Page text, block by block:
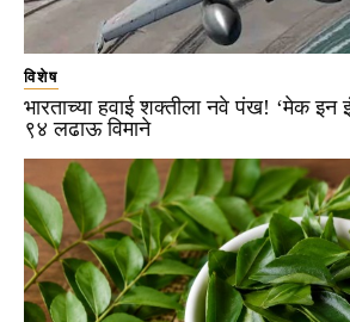
विशेष
भारताच्या हवाई शक्तीला नवे पंख! ‘मेक इन
९४ लढाऊ विमाने